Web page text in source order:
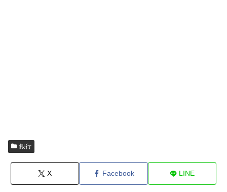
銀行
X Facebook LINE